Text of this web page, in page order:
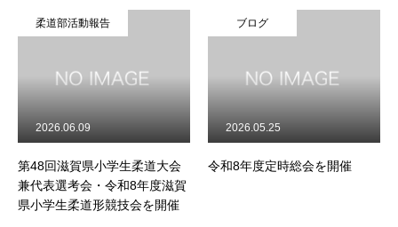
交通アクセス
会員専用
プライバシーポリシー
お問い合わせ
柔道部活動報告
第48回滋賀県小学生柔道大会
兼代表選考会・令和8年度滋賀
県小学生柔道形競技会を開催
2026.06.09
ブログ
令和8年度定時総会を開催
2026.05.25